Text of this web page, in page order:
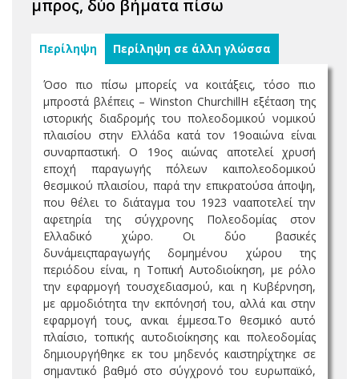
μπρος, δύο βήματα πίσω
Περίληψη Περίληψη σε άλλη γλώσσα
Όσο πιο πίσω μπορείς να κοιτάξεις, τόσο πιο
μπροστά βλέπεις – Winston ChurchillΗ εξέταση της
ιστορικής διαδρομής του πολεοδομικού νομικού
πλαισίου στην Ελλάδα κατά τον 19οαιώνα είναι
συναρπαστική. Ο 19ος αιώνας αποτελεί χρυσή
εποχή παραγωγής πόλεων καιπολεοδομικού
θεσμικού πλαισίου, παρά την επικρατούσα άποψη,
που θέλει το διάταγμα του 1923 νααποτελεί την
αφετηρία της σύγχρονης Πολεοδομίας στον
Ελλαδικό χώρο. Οι δύο βασικές
δυνάμειςπαραγωγής δομημένου χώρου της
περιόδου είναι, η Τοπική Αυτοδιοίκηση, με ρόλο
την εφαρμογή τουσχεδιασμού, και η Κυβέρνηση,
με αρμοδιότητα την εκπόνησή του, αλλά και στην
εφαρμογή τους, ανκαι έμμεσα.Το θεσμικό αυτό
πλαίσιο, τοπικής αυτοδιοίκησης και πολεοδομίας
δημιουργήθηκε εκ του μηδενός καιστηρίχτηκε σε
σημαντικό βαθμό στο σύγχρονό του ευρωπαϊκό,